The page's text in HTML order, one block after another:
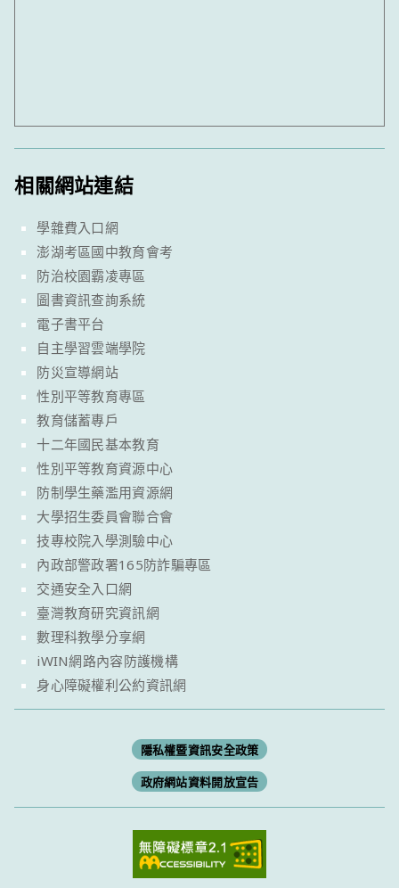
相關網站連結
學雜費入口網
澎湖考區國中教育會考
防治校園霸凌專區
圖書資訊查詢系統
電子書平台
自主學習雲端學院
防災宣導網站
性別平等教育專區
教育儲蓄專戶
十二年國民基本教育
性別平等教育資源中心
防制學生藥濫用資源網
大學招生委員會聯合會
技專校院入學測驗中心
內政部警政署165防詐騙專區
交通安全入口網
臺灣教育研究資訊網
數理科教學分享網
iWIN網路內容防護機構
身心障礙權利公約資訊網
隱私權暨資訊安全政策
政府網站資料開放宣告